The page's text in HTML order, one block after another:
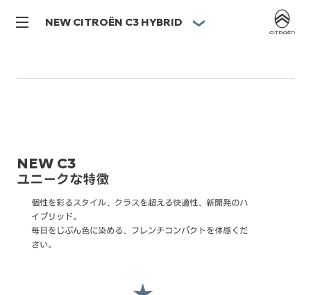
NEW CITROËN C3 HYBRID
NEW C3
ユニークな特徴
個性を彩るスタイル、クラスを超える快適性、新開発のハ
イブリッド。
毎日をじぶん色に染める、フレンチコンパクトを体感くだ
さい。